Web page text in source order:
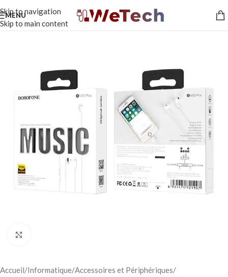
Skip to navigation
Skip to main content
MENU
Accueil Informatique Accessoires et Périphériques